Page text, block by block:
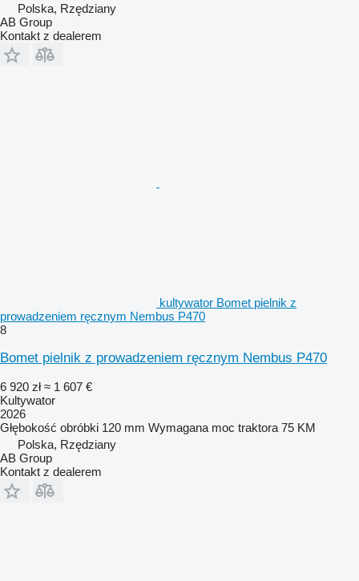
Polska, Rzędziany
AB Group
Kontakt z dealerem
kultywator Bomet pielnik z
prowadzeniem ręcznym Nembus P470
8
Bomet pielnik z prowadzeniem ręcznym Nembus P470
6 920 zł ≈ 1 607 €
Kultywator
2026
Głębokość obróbki 120 mm Wymagana moc traktora 75 KM
Polska, Rzędziany
AB Group
Kontakt z dealerem